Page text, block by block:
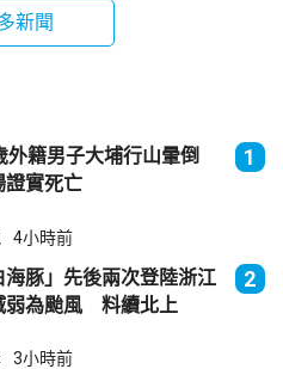
新聞
外籍男子大埔行山暈倒
證實死亡
1
4小時前
海豚」先後兩次登陸浙江
弱為颱風 料續北上
2
3小時前